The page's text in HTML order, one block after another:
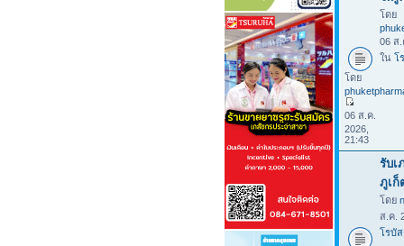
โดย
06 ส.
ใน โ
โดย
06 ส.ค.
2026,
21:43
รับเ
ภูเก็
โดย
ส.ค.
โรบั